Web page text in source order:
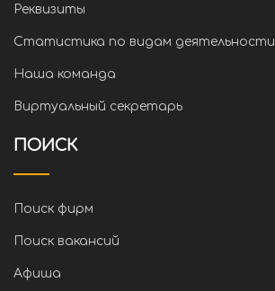
Реквизиты
Статистика по видам деятельности
Наша команда
Виртуальный секретарь
ПОИСК
Поиск фирм
Поиск вакансий
Афиша